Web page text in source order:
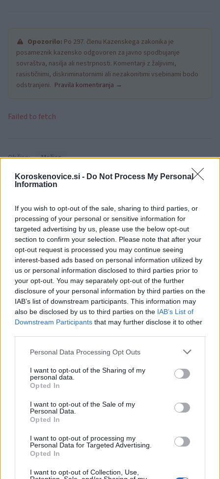
Koroskenovice.si - Do Not Process My Personal
Information
If you wish to opt-out of the sale, sharing to third parties, or
processing of your personal or sensitive information for
targeted advertising by us, please use the below opt-out
section to confirm your selection. Please note that after your
opt-out request is processed you may continue seeing
interest-based ads based on personal information utilized by
us or personal information disclosed to third parties prior to
your opt-out. You may separately opt-out of the further
disclosure of your personal information by third parties on the
IAB’s list of downstream participants. This information may
also be disclosed by us to third parties on the IAB’s List of
Downstream Participants that may further disclose it to other
Please note that this website/app uses one or more Google
not limited to your visit or usage behaviour. You may click to
grant or deny consent to Google and its third-party tags to
use your data for below specified purposes in below Google
consent section.
Personal Data Processing Opt Outs
I want to opt-out of the Sharing of my
personal data.
Opted In
I want to opt-out of the Sale of my
Personal Data.
Opted In
I want to opt-out of processing my
Personal Data for Targeted Advertising.
Opted In
I want to opt-out of Collection, Use,
Opozorilo: Po 297. členu Kazenskega zakonika je
posameznik kazensko odgovoren za javno spodbujanje
sovraštva, nasilja ali nestrpnosti. Komentarji z žaljivimi,
rasističnimi, diskriminatornimi ali nezakonitimi vsebinami bodo
odstranjeni. Pravila komentiranja →
Failed to fetch
Občine: Mežica
Kategorije: Obvestila
Ključne besede: Mežica delo na cesti sanacija
Več iz kraja Mežica
Koroške reke so opazno upadle,
Pol stoletja glasbe na tromeji:
jubilejni festival narodno-
(VIDEO) Skupina iTAK
predstavlja poletno uspešnico
Jutro, ki ga Koroška ne bo nikoli